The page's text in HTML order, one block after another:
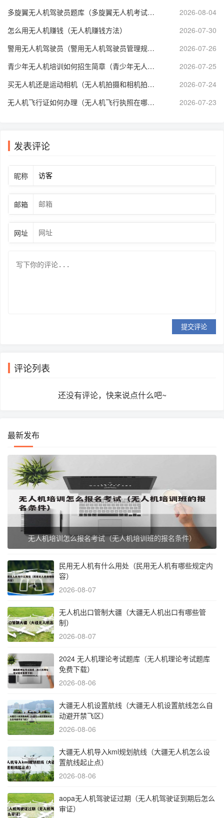
多旋翼无人机驾驶员题库（多旋翼无人机考试技巧）
2026-08-04
怎么用无人机赚钱（无人机赚钱方法）
2026-07-30
警用无人机驾驶员（警用无人机驾驶员管理规定）
2026-07-26
青少年无人机培训如何招生简章（青少年无人机等级考试培训）
2026-07-25
买无人机还是运动相机（无人机拍摄和相机拍摄哪个好）
2026-07-24
无人机飞行证如何办理（无人机飞行执照在哪里考）
2026-07-23
发表评论
昵称
邮箱
网址
提交评论
评论列表
还没有评论，快来说点什么吧~
最新发布
无人机培训怎么报名考试（无人机培训班的报名条件）
民用无人机有什么用处（民用无人机有哪些规定内
容）
2026-08-07
无人机出口管制大疆（大疆无人机出口有哪些管
制）
2026-08-07
2024 无人机理论考试题库（无人机理论考试题库
免费下载）
2026-08-06
大疆无人机设置航线（大疆无人机设置航线怎么自
动避开禁飞区）
2026-08-06
大疆无人机导入kml规划航线（大疆无人机怎么设
置航线起止点）
2026-08-06
aopa无人机驾驶证过期（无人机驾驶证到期后怎么
审证）